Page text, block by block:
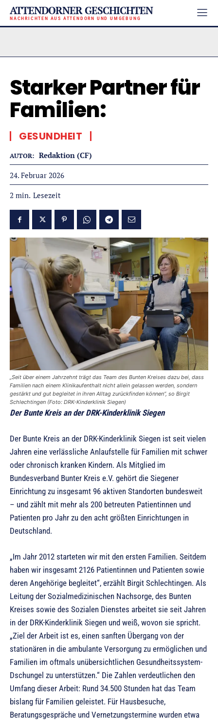
ATTENDORNER GESCHICHTEN
NACHRICHTEN AUS ATTENDORN UND UMGEBUNG
Starker Partner für
Familien:
GESUNDHEIT
AUTOR: Redaktion (CF)
24. Februar 2026
2 min. Lesezeit
„Seit über einem Jahrzehnt trägt das Team des Bunten Kreises dazu bei, dass
Familien nach einem Klinikaufenthalt nicht allein gelassen werden, sondern
gestärkt und gut begleitet in ihren Alltag zurückfinden können“, so Birgit
Schlechtingen (Foto: DRK-Kinderklinik Siegen)
Der Bunte Kreis an der DRK-Kinderklinik Siegen
Der Bunte Kreis an der DRK-Kinderklinik Siegen ist seit vielen
Jahren eine verlässliche Anlaufstelle für Familien mit schwer
oder chronisch kranken Kindern. Als Mitglied im
Bundesverband Bunter Kreis e.V. gehört die Siegener
Einrichtung zu insgesamt 96 aktiven Standorten bundesweit
– und zählt mit mehr als 200 betreuten Patientinnen und
Patienten pro Jahr zu den acht größten Einrichtungen in
Deutschland.
„Im Jahr 2012 starteten wir mit den ersten Familien. Seitdem
haben wir insgesamt 2126 Patientinnen und Patienten sowie
deren Angehörige begleitet“, erzählt Birgit Schlechtingen. Als
Leitung der Sozialmedizinischen Nachsorge, des Bunten
Kreises sowie des Sozialen Dienstes arbeitet sie seit Jahren
in der DRK-Kinderklinik Siegen und weiß, wovon sie spricht.
„Ziel der Arbeit ist es, einen sanften Übergang von der
stationären in die ambulante Versorgung zu ermöglichen und
Familien im oftmals unübersichtlichen Gesundheitssystem-
Dschungel zu unterstützen.“ Die Zahlen verdeutlichen den
Umfang dieser Arbeit: Rund 34.500 Stunden hat das Team
bislang für Familien geleistet. Für Hausbesuche,
Beratungsgespräche und Vernetzungstermine wurden etwa